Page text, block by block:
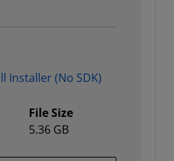
Installer (No SDK)
File Size
5.36 GB